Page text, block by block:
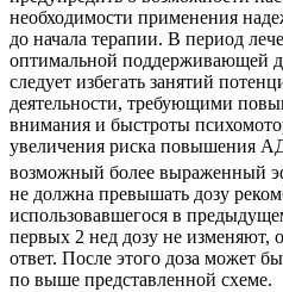
необходимости применения
до начала терапии. В период
оптимальной поддерживающей
следует избегать занятий
деятельности, требующими
внимания и быстроты
увеличения риска повышения
возможный более выраженный
не должна превышать дозу
использовавшегося в
первых 2 нед дозу не изменяют,
ответ. После этого доза может
по выше представленной схеме.